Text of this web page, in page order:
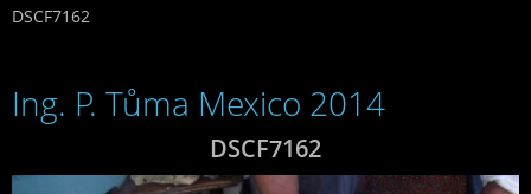
DSCF7162
Ing. P. Tůma Mexico 2014
DSCF7162